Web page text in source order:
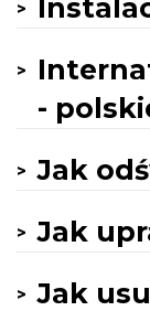
-
Jak
Jak
Jak